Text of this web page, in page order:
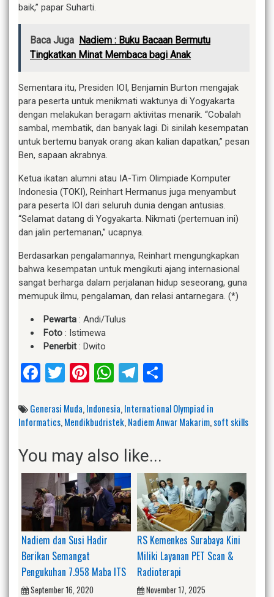
baik,” papar Suharti.
Baca Juga Nadiem : Buku Bacaan Bermutu
Tingkatkan Minat Membaca bagi Anak
Sementara itu, Presiden IOI, Benjamin Burton mengajak
para peserta untuk menikmati waktunya di Yogyakarta
dengan melakukan beragam aktivitas menarik. “Cobalah
sambal, membatik, dan banyak lagi. Di sinilah kesempatan
untuk bertemu banyak orang akan kalian dapatkan,” pesan
Ben, sapaan akrabnya.
Ketua ikatan alumni atau IA-Tim Olimpiade Komputer
Indonesia (TOKI), Reinhart Hermanus juga menyambut
para peserta IOI dari seluruh dunia dengan antusias.
“Selamat datang di Yogyakarta. Nikmati (pertemuan ini)
dan jalin pertemanan,” ucapnya.
Berdasarkan pengalamannya, Reinhart mengungkapkan
bahwa kesempatan untuk mengikuti ajang internasional
sangat berharga dalam perjalanan hidup seseorang, guna
memupuk ilmu, pengalaman, dan relasi antarnegara. (*)
Pewarta : Andi/Tulus
Foto : Istimewa
Penerbit: Dwito
Facebook
Twitter
Pinterest
WhatsApp
Telegram
Generasi Muda,Indonesia,International Olympiad in
Informatics,Mendikbudristek,Nadiem Anwar Makarim,soft skills
You may also like...
Nadiem dan Susi Hadir
Berikan Semangat
Pengukuhan 7.958 Maba ITS
September 16, 2020
RS Kemenkes Surabaya Kini
Miliki Layanan PET Scan &
Radioterapi
November 17, 2025